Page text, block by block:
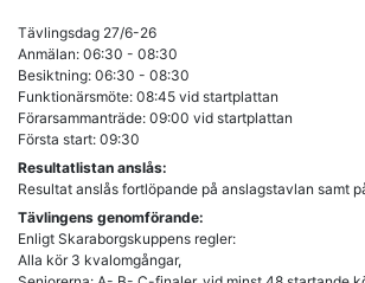
Tävlingsdag 27/6-26
Anmälan: 06:30 - 08:30
Besiktning: 06:30 - 08:30
Funktionärsmöte: 08:45 vid startplattan
Förarsammanträde: 09:00 vid startplattan
Första start: 09:30
Resultatlistan anslås:
Resultat anslås fortlöpande på anslagstavlan samt
Tävlingens genomförande:
Enligt Skaraborgskuppens regler:
Alla kör 3 kvalomgångar,